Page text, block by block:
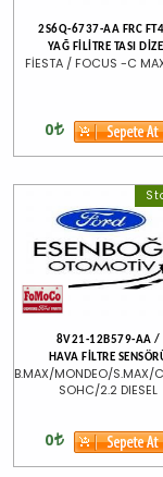
2S6Q-6737-AA FRC
YAĞ FİLİTRE TASI
FİESTA / FOCUS -C
0
8V21-12B579-AA /
HAVA FİLTRE
B.MAX/MONDEO/S.MAX/
SOHC/2.2 DIESEL
0